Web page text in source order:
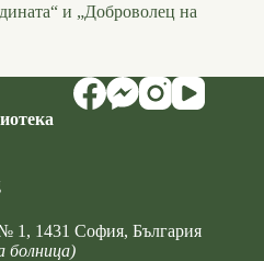
и „Доброволец на
1 , 1431 София, България
болница)